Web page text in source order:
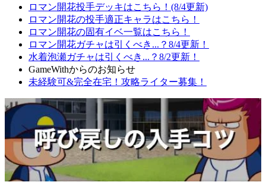
ロマン開花投手デッキはこちら！(8/4更新)
ロマン開花の投手適正キャラはこちら！
ロマン開花の固有イベ一覧はこちら！
ロマン開花ガチャは引くべき...？8/4更新！
水着泡瀬ガチャは引くべき...？8/2更新！
GameWithからのお知らせ
未経験可&完全在宅！攻略ライター募集！